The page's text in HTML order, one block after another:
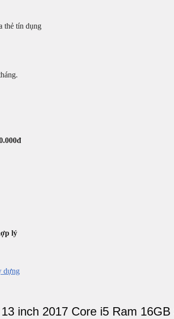
thẻ tín dụng
lý
inch 2017 Core i5 Ram